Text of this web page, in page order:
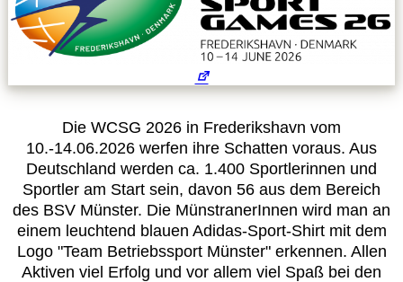
Kalender
Site Map
Anmelden
Betriebssportiade
Die WCSG 2026 in Frederikshavn vom
10.-14.06.2026 werfen ihre Schatten voraus. Aus
Deutschland werden ca. 1.400 Sportlerinnen und
Sportler am Start sein, davon 56 aus dem Bereich
des BSV Münster. Die MünstranerInnen wird man an
einem leuchtend blauen Adidas-Sport-Shirt mit dem
Logo "Team Betriebssport Münster" erkennen. Allen
Aktiven viel Erfolg und vor allem viel Spaß bei den